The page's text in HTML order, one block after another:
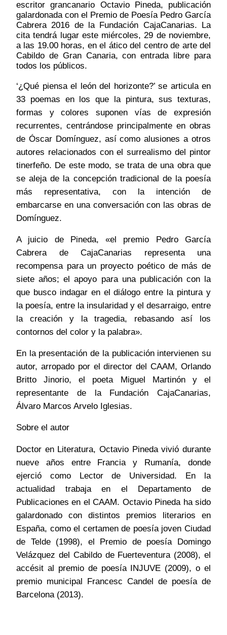
escritor grancanario Octavio Pineda, publicación
galardonada con el Premio de Poesía Pedro García
Cabrera 2016 de la Fundación CajaCanarias. La
cita tendrá lugar este miércoles, 29 de noviembre,
a las 19.00 horas, en el ático del centro de arte del
Cabildo de Gran Canaria, con entrada libre para
todos los públicos.
‘¿Qué piensa el león del horizonte?’ se articula en
33 poemas en los que la pintura, sus texturas,
formas y colores suponen vías de expresión
recurrentes, centrándose principalmente en obras
de Óscar Domínguez, así como alusiones a otros
autores relacionados con el surrealismo del pintor
tinerfeño. De este modo, se trata de una obra que
se aleja de la concepción tradicional de la poesía
más representativa, con la intención de
embarcarse en una conversación con las obras de
Domínguez.
A juicio de Pineda, «el premio Pedro García
Cabrera de CajaCanarias representa una
recompensa para un proyecto poético de más de
siete años; el apoyo para una publicación con la
que busco indagar en el diálogo entre la pintura y
la poesía, entre la insularidad y el desarraigo, entre
la creación y la tragedia, rebasando así los
contornos del color y la palabra».
En la presentación de la publicación intervienen su
autor, arropado por el director del CAAM, Orlando
Britto Jinorio, el poeta Miguel Martinón y el
representante de la Fundación CajaCanarias,
Álvaro Marcos Arvelo Iglesias.
Sobre el autor
Doctor en Literatura, Octavio Pineda vivió durante
nueve años entre Francia y Rumanía, donde
ejerció como Lector de Universidad. En la
actualidad trabaja en el Departamento de
Publicaciones en el CAAM. Octavio Pineda ha sido
galardonado con distintos premios literarios en
España, como el certamen de poesía joven Ciudad
de Telde (1998), el Premio de poesía Domingo
Velázquez del Cabildo de Fuerteventura (2008), el
accésit al premio de poesía INJUVE (2009), o el
premio municipal Francesc Candel de poesía de
Barcelona (2013).